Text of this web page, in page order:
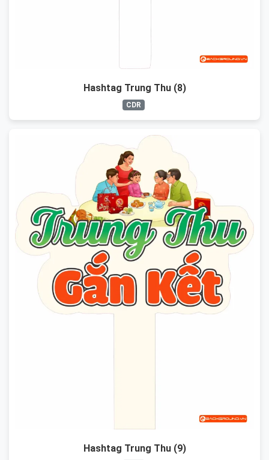
Hashtag Trung Thu (8)
CDR
Hashtag Trung Thu (9)